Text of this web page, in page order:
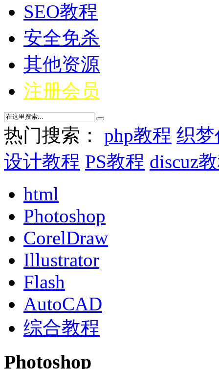
SEO教程
安全免杀
其他资源
注册会员
热门搜索： php教程 织
设计教程 PS教程 discuz
html
Photoshop
CorelDraw
Illustrator
Flash
AutoCAD
综合教程
Photoshop